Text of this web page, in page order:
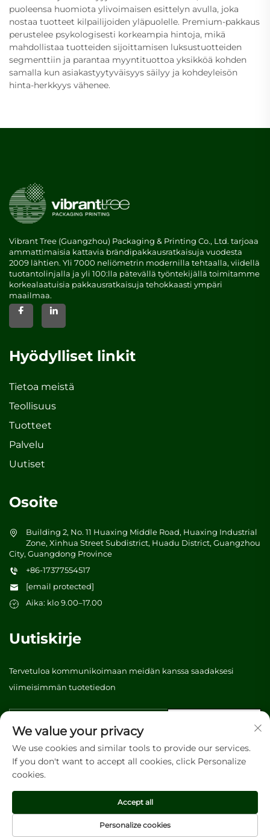
puoleensa huomiota ylivoimaisen esittelyn avulla, joka
nostaa tuotteet kilpailijoiden yläpuolelle. Premium-pakkaus
perustelee psykologisesti korkeampia hintoja, mikä
mahdollistaa tuotteiden sijoittamisen luksustuotteiden
segmenttiin ja parantaa myyntituottoa yksikköä kohden
samalla kun asiakastyytyväisyys säilyy ja kohdeyleisön
hinta-herkkyys vähenee.
Vibrant Tree (Guangzhou) Packaging & Printing Co., Ltd. tarjoaa
ammattimaisia kattavia brändipakkausratkaisuja vuodesta
2009 lähtien. Yli 7000 neliömetrin modernilla tehtaalla, viidellä
tuotantolinjalla ja yli 100:lla pätevällä työntekijällä toimitamme
korkealaatuisia pakkausratkaisuja tehokkaasti ympäri
maailmaa.
Hyödylliset linkit
Tietoa meistä
Teollisuus
Tuotteet
Palvelu
Uutiset
Osoite
Building 2, No. 11 Huaxing Middle Road, Huaxing Industrial
Zone, Xinhua Street Subdistrict, Huadu District, Guangzhou
City, Guangdong Province
+86-17377554517
[email protected]
Aika: klo 9.00–17.00
Uutiskirje
Tervetuloa kommunikoimaan meidän kanssa saadaksesi
viimeisimmän tuotetiedon
Tekijänoikeus © 2026 Vibrant tree (Guangzhou) Packaging &
Tietosuojakäytäntö
We value your privacy
We use cookies and similar tools to provide our services.
If you don't want to accept all cookies, click Personalize
cookies.
Personalize cookies
Accept all